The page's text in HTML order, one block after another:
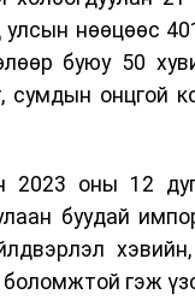
нөөцөөс
буюу 50
сумдын онцгой
2023 оны 12
буудай
гэж